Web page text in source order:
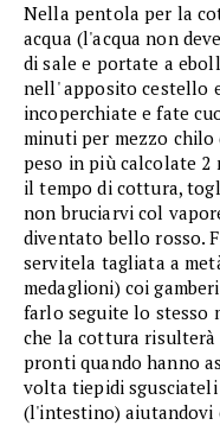
Nella pentola per la
acqua (l'acqua non
di sale e portate a
nell' apposito cestello
incoperchiate e fate
minuti per mezzo chilo
peso in più calcolate 2
il tempo di cottura,
non bruciarvi col
diventato bello rosso.
servitela tagliata a
medaglioni) coi
farlo seguite lo stesso
che la cottura risulterà
pronti quando hanno
volta tiepidi
(l'intestino) aiutandovi